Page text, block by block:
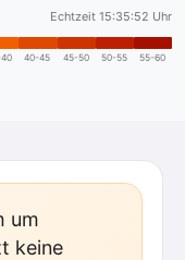
Echtzeit 15:35:53 Uhr
40-45 45-50 50-55 55-60
um
keine